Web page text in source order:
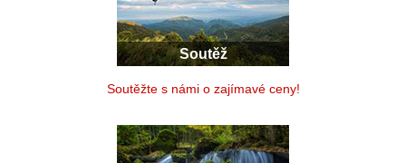
Soutěž
Soutěžte s námi o zajímavé ceny!